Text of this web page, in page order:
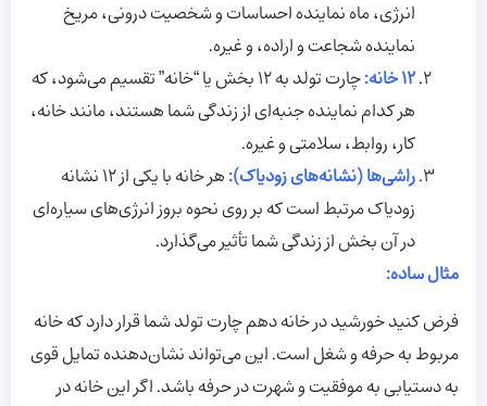
انرژی، ماه نماینده احساسات و شخصیت درونی، مریخ
نماینده شجاعت و اراده، و غیره.
12خانه:
چارت تولد به 12 بخش یا “خانه” تقسیم می‌شود، که
هر کدام نماینده جنبه‌ای از زندگی شما هستند، مانند خانه،
کار، روابط، سلامتی و غیره.
راشی‌ها (نشانه‌های زودیاک):
هر خانه با یکی از 12 نشانه
زودیاک مرتبط است که بر روی نحوه بروز انرژی‌های سیاره‌ای
در آن بخش از زندگی شما تأثیر می‌گذارد.
مثال ساده:
فرض کنید خورشید در خانه دهم چارت تولد شما قرار دارد که خانه
مربوط به حرفه و شغل است. این می‌تواند نشان‌دهنده تمایل قوی
به دستیابی به موفقیت و شهرت در حرفه باشد. اگر این خانه در